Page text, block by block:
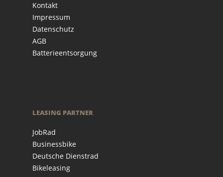
Kontakt
Impressum
Datenschutz
AGB
Batterieentsorgung
LEASING PARTNER
JobRad
Businessbike
Deutsche Dienstrad
Bikeleasing